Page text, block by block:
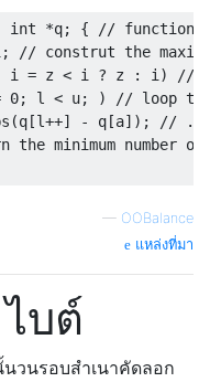
int *q; {
// function
;
// construt the
i = z < i ? z : i )
//
0; l < u; )
// loop
(q [l++] - q [a]);
// ...
minimum number of
— OOBalance
แหล่งที่มา
บต์
นวนรอบสำเนาคัดลอก